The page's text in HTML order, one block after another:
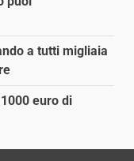
a tutti migliaia
euro di